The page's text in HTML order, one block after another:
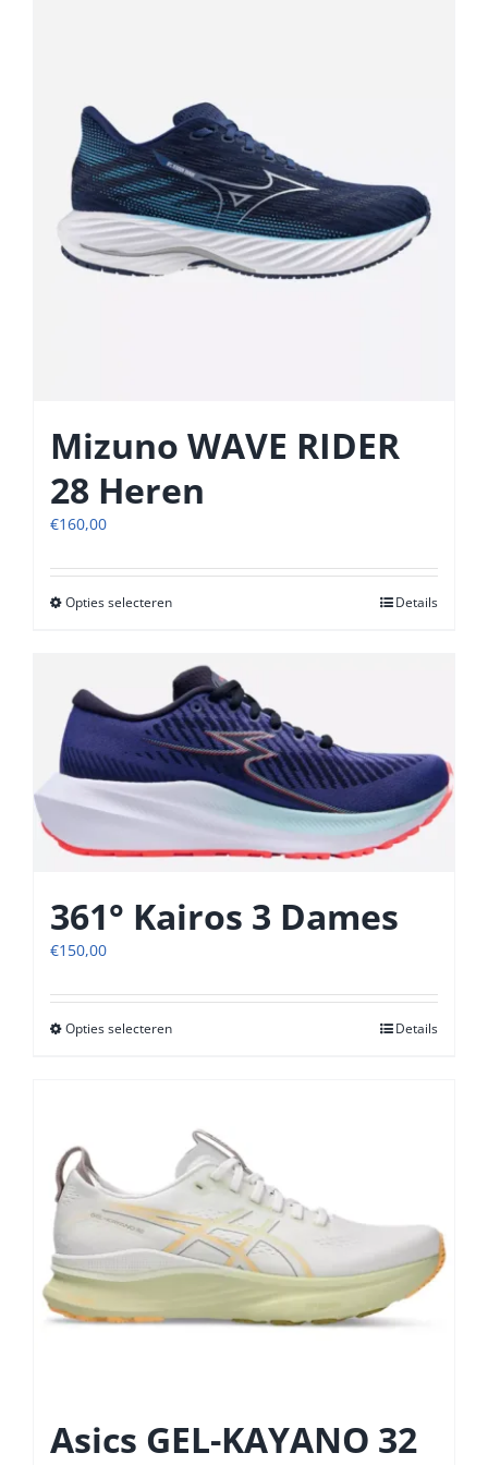
Mizuno WAVE RIDER
28 Heren
€160,00
Opties selecterenDit
meerdere
variaties.
Deze
optie
kan
gekozen
worden
op
Details
361° Kairos 3 Dames
€150,00
Opties selecterenDit
variaties.
Deze
optie
gekozen
worden
op
productpagina
Details
Asics GEL-KAYANO 32